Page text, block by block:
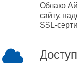
Облако
сайту,
SSL-